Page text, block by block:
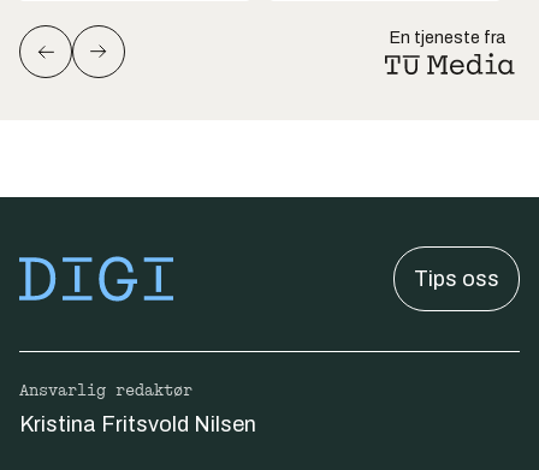
En tjeneste fra
Tips oss
Ansvarlig redaktør
Kristina Fritsvold Nilsen